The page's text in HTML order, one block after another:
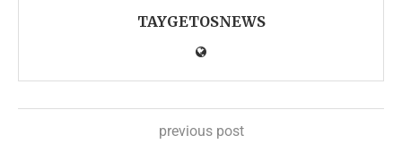
TAYGETOSNEWS
previous post